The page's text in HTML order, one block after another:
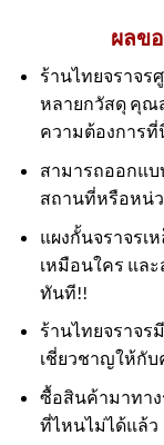
ผลข
ร้านไทยจราจร
หลายกวัสดุ คุณ
ความต้องการที่
สามารถออกแ
สถานที่หรือหน่
แผงกั้นจราจรเ
เหมือนใคร แล
ทันที!!
ร้านไทยจราจร
เชี่ยวชาญให้กั
ซื้อสินค้ามาทา
ที่ไหนไม่ได้แล้ว